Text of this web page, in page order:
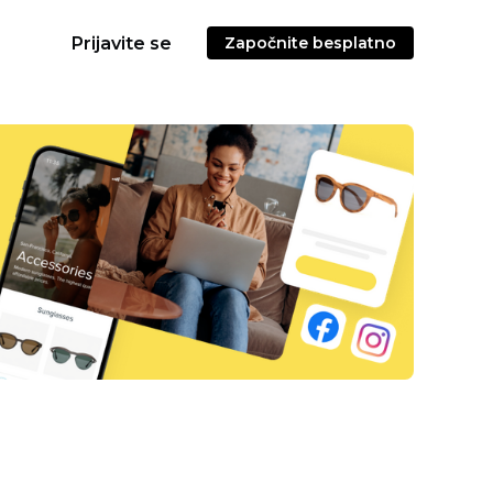
Prijavite se Započnite besplatno